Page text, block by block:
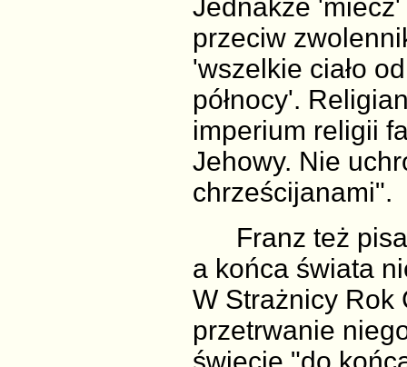
Jednakże
przeciw
'wszelkie ciało
północy'.
imperium religii
Jehowy. Nie
chrześcijanami".
Franz też
a końca świata
W Strażnicy Rok
przetrwanie